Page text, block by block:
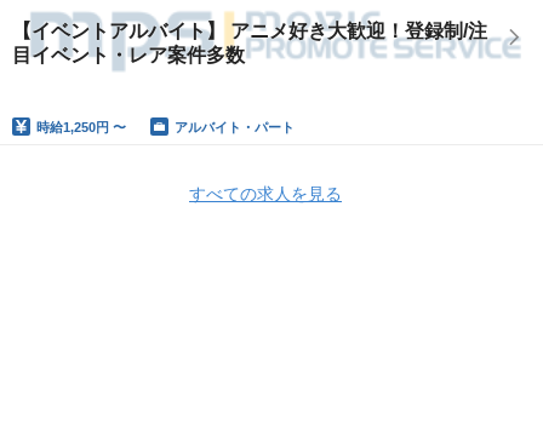
【イベントアルバイト】 アニメ好き大歓迎！登録制/注
目イベント・レア案件多数
時給1,250円 〜 アルバイト・パート
すべての求人を見る